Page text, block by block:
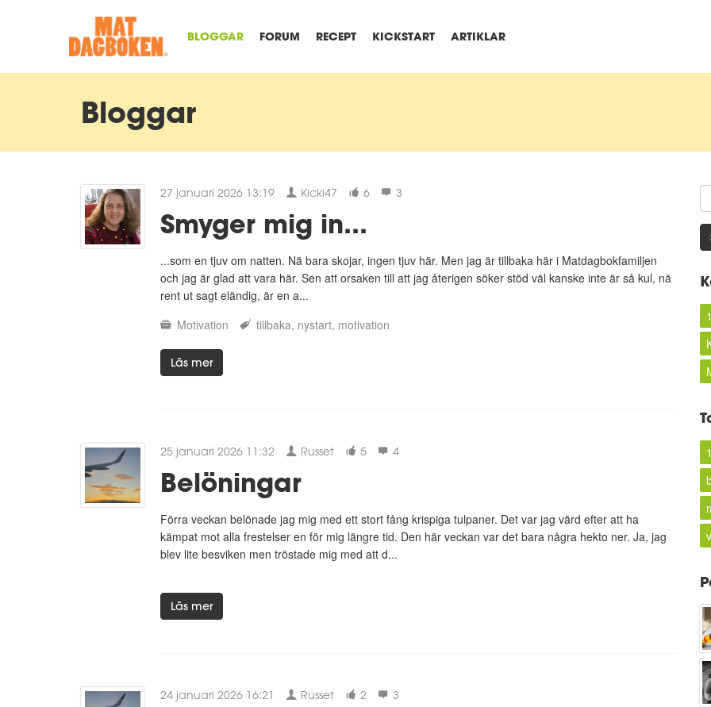
BLOGGAR FORUM RECEPT KICKSTART ARTIKLAR
Bloggar
27 januari 2026 13:19 Kicki47 6 3
Smyger mig in...
...som en tjuv om natten. Nä bara skojar, ingen tjuv här. Men jag är tillbaka här i Matdagbokfamiljen
och jag är glad att vara här. Sen att orsaken till att jag återigen söker stöd väl kanske inte är så kul, nä
rent ut sagt eländig, är en a...
Motivation
tillbaka nystart motivation
Läs mer
25 januari 2026 11:32 Russet 5 4
Belöningar
Förra veckan belönade jag mig med ett stort fång krispiga tulpaner. Det var jag värd efter att ha
kämpat mot alla frestelser en för mig längre tid. Den här veckan var det bara några hekto ner. Ja, jag
blev lite besviken men tröstade mig med att d...
Läs mer
24 januari 2026 16:21 Russet 2 3